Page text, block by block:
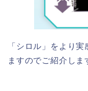
「 シロル 」をより
ますのでご紹介しま